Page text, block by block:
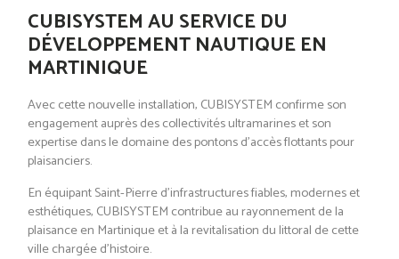
CUBISYSTEM AU SERVICE DU
DÉVELOPPEMENT NAUTIQUE EN
MARTINIQUE
Avec cette nouvelle installation, CUBISYSTEM confirme son
engagement auprès des collectivités ultramarines et son
expertise dans le domaine des pontons d’accès flottants pour
plaisanciers.
En équipant Saint-Pierre d’infrastructures fiables, modernes et
esthétiques, CUBISYSTEM contribue au rayonnement de la
plaisance en Martinique et à la revitalisation du littoral de cette
ville chargée d’histoire.